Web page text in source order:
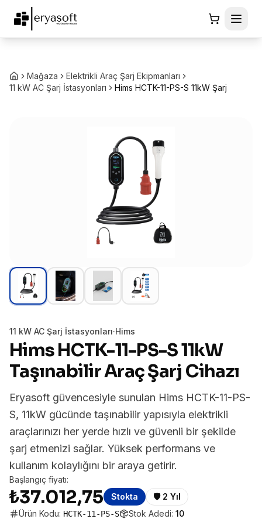
Mağaza
Elektrikli Araç Şarj Ekipmanları
11 kW AC Şarj İstasyonları
Hims HCTK-11-PS-S 11kW Şarj
11 kW AC Şarj İstasyonları·Hims
Hims HCTK-11-PS-S 11kW
Taşınabilir Araç Şarj Cihazı
Eryasoft güvencesiyle sunulan Hims HCTK-11-PS-
S, 11kW gücünde taşınabilir yapısıyla elektrikli
araçlarınızı her yerde hızlı ve güvenli bir şekilde
şarj etmenizi sağlar. Yüksek performans ve
kullanım kolaylığını bir araya getirir.
Başlangıç fiyatı:
₺37.012,75 Stokta 🛡️ 2 Yıl
Ürün Kodu: HCTK-11-PS-S Stok Adedi: 10